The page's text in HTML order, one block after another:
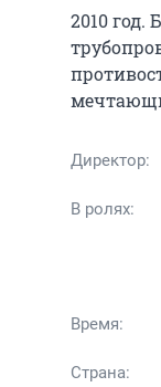
2010 год.
Директор:
В ролях:
Время:
Страна: